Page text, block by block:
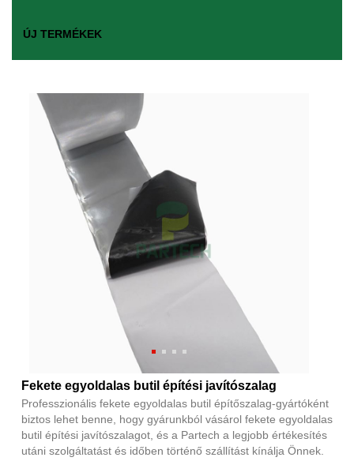
ÚJ TERMÉKEK
Fekete egyoldalas butil építési javítószalag
Professzionális fekete egyoldalas butil építőszalag-gyártóként
biztos lehet benne, hogy gyárunkból vásárol fekete egyoldalas
butil építési javítószalagot, és a Partech a legjobb értékesítés
utáni szolgáltatást és időben történő szállítást kínálja Önnek.